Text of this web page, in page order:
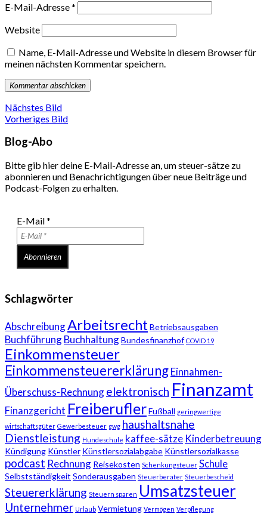
E-Mail-Adresse*
Website
Name, E-Mail-Adresse und Website in diesem Browser für
meinen nächsten Kommentar speichern.
Nächstes Bild
Vorheriges Bild
Blog-Abo
Bitte gib hier deine E-Mail-Adresse an, um steuer-sätze zu
abonnieren und Benachrichtigungen über neue Beiträge und
Podcast-Folgen zu erhalten.
E-Mail*
Schlagwörter
AbschreibungArbeitsrecht Betriebsausgaben
BuchführungBuchhaltungBundesfinanzhof COVID 19
Einkommensteuer
EinkommensteuererklärungEinnahmen-
Überschuss-Rechnungelektronisch Finanzamt
Finanzgericht FreiberuflerFußball geringwertige
wirtschaftsgüter Gewerbesteuer gwg haushaltsnahe
Dienstleistung Hundeschule kaffee-sätze Kinderbetreuung
Kündigung Künstler Künstlersozialabgabe Künstlersozialkasse
podcast Rechnung Reisekosten Schenkungsteuer Schule
Selbstständigkeit Sonderausgaben Steuerberater Steuerbescheid
Steuererklärung Steuern sparen Umsatzsteuer
Unternehmer Urlaub Vermietung Vermögen Verpflegung